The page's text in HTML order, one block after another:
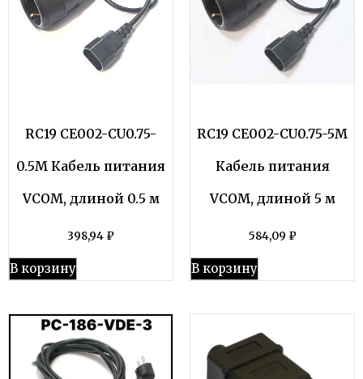
RC19 CE002-CU0.75-
0.5M Кабель питания
VCOM, длиной 0.5 м
398,94 ₽
В корзину
RC19 CE002-CU0.75-5M
Кабель питания
VCOM, длиной 5 м
584,09 ₽
В корзину